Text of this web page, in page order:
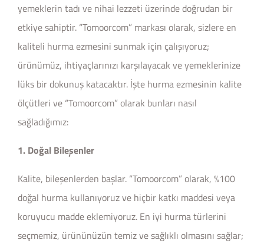
yemeklerin tadı ve nihai lezzeti üzerinde doğrudan bir
etkiye sahiptir. “Tomoorcom” markası olarak, sizlere en
kaliteli hurma ezmesini sunmak için çalışıyoruz;
ürünümüz, ihtiyaçlarınızı karşılayacak ve yemeklerinize
lüks bir dokunuş katacaktır. İşte hurma ezmesinin kalite
ölçütleri ve “Tomoorcom” olarak bunları nasıl
sağladığımız:
1. Doğal Bileşenler
Kalite, bileşenlerden başlar. “Tomoorcom” olarak, %100
doğal hurma kullanıyoruz ve hiçbir katkı maddesi veya
koruyucu madde eklemiyoruz. En iyi hurma türlerini
seçmemiz, ürününüzün temiz ve sağlıklı olmasını sağlar;